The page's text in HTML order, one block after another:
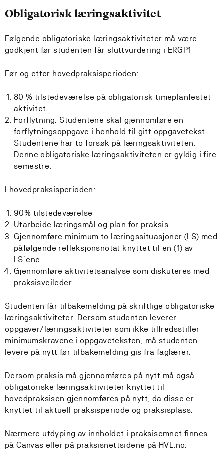
Obligatorisk læringsaktivitet
Følgende obligatoriske læringsaktiviteter må være
godkjent før studenten får sluttvurdering i ERGP1
Før og etter hovedpraksisperioden:
80 % tilstedeværelse på obligatorisk timeplanfestet
aktivitet
Forflytning: Studentene skal gjennomføre en
forflytningsoppgave i henhold til gitt oppgavetekst.
Studentene har to forsøk på læringsaktiviteten.
Denne obligatoriske læringsaktiviteten er gyldig i fire
semestre.
I hovedpraksisperioden:
90% tilstedeværelse
Utarbeide læringsmål og plan for praksis
Gjennomføre minimum to læringssituasjoner (LS) med
påfølgende refleksjonsnotat knyttet til en (1) av
LS`ene
Gjennomføre aktivitetsanalyse som diskuteres med
praksisveileder
Studenten får tilbakemelding på skriftlige obligatoriske
læringsaktiviteter. Dersom studenten leverer
oppgaver/læringsaktiviteter som ikke tilfredsstiller
minimumskravene i oppgaveteksten, må studenten
levere på nytt før tilbakemelding gis fra faglærer.
Dersom praksis må gjennomføres på nytt må også
obligatoriske læringsaktiviteter knyttet til
hovedpraksisen gjennomføres på nytt, da disse er
knyttet til aktuell praksisperiode og praksisplass.
Nærmere utdyping av innholdet i praksisemnet finnes
på Canvas eller på praksisnettsidene på HVL.no.